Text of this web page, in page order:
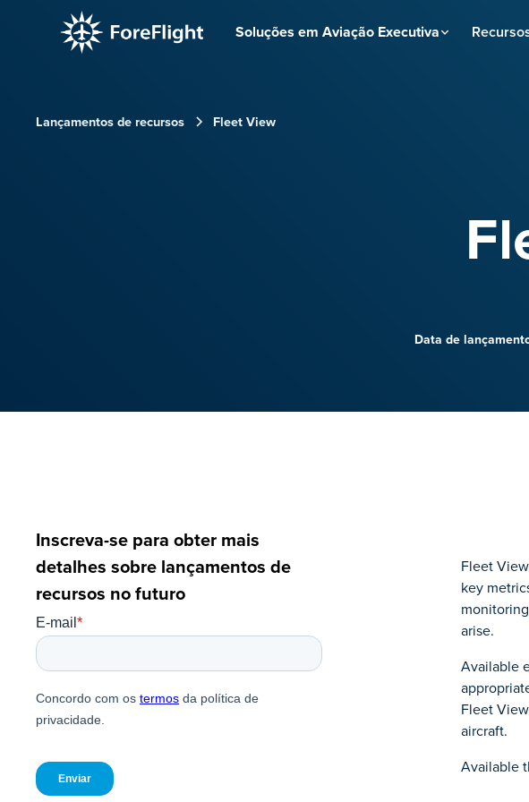
Soluções em Aviação Executiva
Lançamentos de recursos Fleet View
Data de
Inscreva-se para obter mais
detalhes sobre lançamentos de
recursos no futuro
Fleet
key
arise.
Available
Fleet
aircraft.
Available